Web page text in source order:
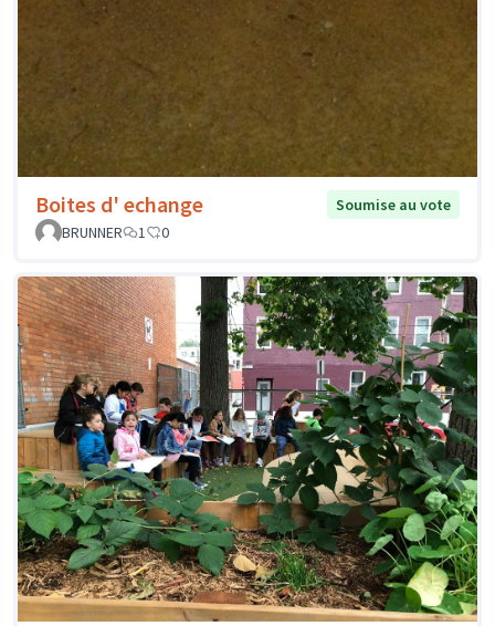
Boites d' echange
Soumise au vote
BRUNNER
1 0